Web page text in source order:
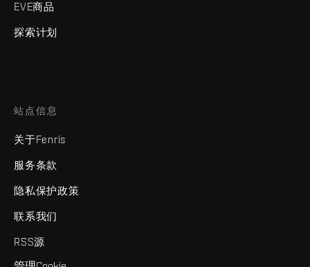
EVE商品
探索计划
站点信息
关于Fenris
服务条款
隐私保护政策
联系我们
RSS源